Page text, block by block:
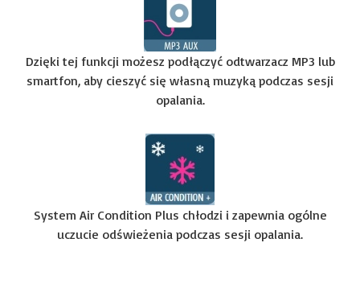
Dzięki tej funkcji możesz podłączyć odtwarzacz MP3 lub
smartfon, aby cieszyć się własną muzyką podczas sesji
opalania.
System Air Condition Plus chłodzi i zapewnia ogólne
uczucie odświeżenia podczas sesji opalania.